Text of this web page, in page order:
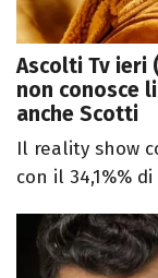
Ascolti Tv ieri
non conosce
anche Scotti
Il reality show
con il 34,1%%